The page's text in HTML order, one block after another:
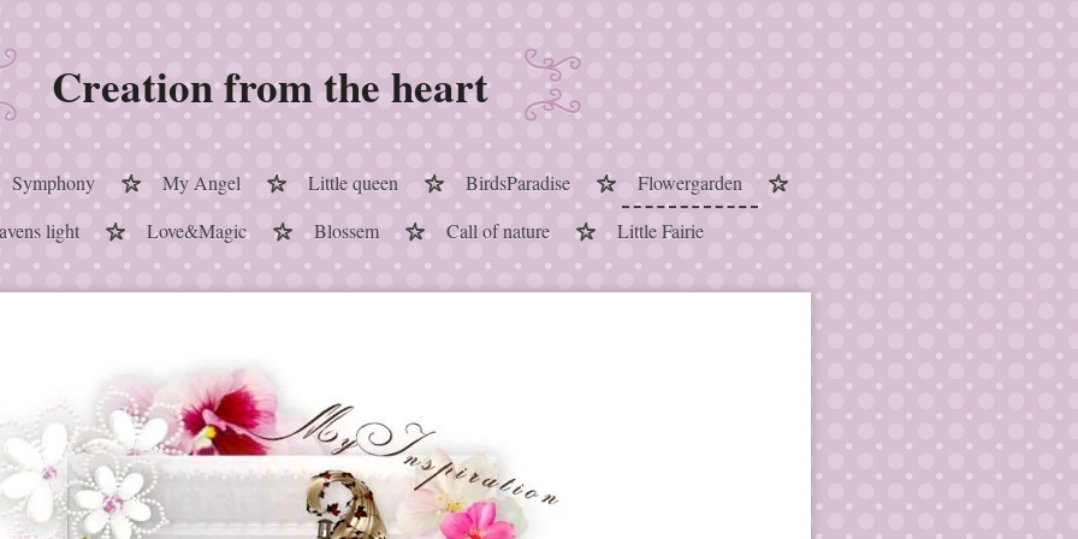
Creation from the heart
Symphony My Angel Little queen BirdsParadise
Flowergarden
light Love&Magic Blossem Call of nature Little Fairie